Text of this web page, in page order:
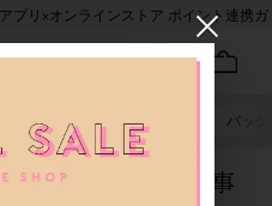
プリ×オンラインストア ポイント連携ガ
40th限定 バッグ
」に関する記事